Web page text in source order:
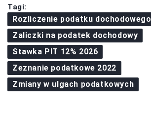
Tagi:
Rozliczenie podatku dochodowego
Zaliczki na podatek dochodowy
Stawka PIT 12% 2026
Zeznanie podatkowe 2022
Zmiany w ulgach podatkowych